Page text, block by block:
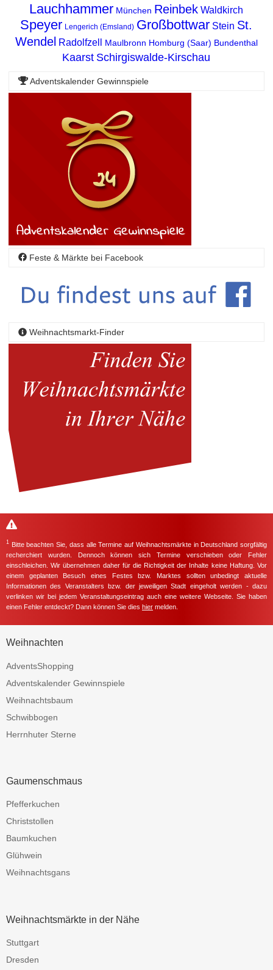
Lauchhammer München Reinbek Waldkirch
Speyer Lengerich (Emsland) Großbottwar Stein St.
Wendel Radolfzell Maulbronn Homburg (Saar) Bundenthal
Kaarst Schirgiswalde-Kirschau
Adventskalender Gewinnspiele
Feste & Märkte bei Facebook
Weihnachtsmarkt-Finder
1 Bitte beachten Sie, dass alle Termine auf Weihnachtsmärkte in Deutschland sorgfältig
recherchiert wurden. Dennoch können sich Termine verschieben oder Fehler
einschleichen. Wir übernehmen daher für die Richtigkeit der Inhalte keine Haftung. Vor
einem geplanten Besuch eines Festes bzw. Marktes sollten unbedingt aktuelle
Informationen des Veranstalters bzw. der jeweiligen Stadt eingeholt werden - dazu
verlinken wir bei jedem Veranstaltungseintrag auch eine weitere Webseite. Sie haben
einen Fehler entdeckt? Dann können Sie dies hier melden.
Weihnachten
AdventsShopping
Adventskalender Gewinnspiele
Weihnachtsbaum
Schwibbogen
Herrnhuter Sterne
Gaumenschmaus
Pfefferkuchen
Christstollen
Baumkuchen
Glühwein
Weihnachtsgans
Weihnachtsmärkte in der Nähe
Stuttgart
Dresden